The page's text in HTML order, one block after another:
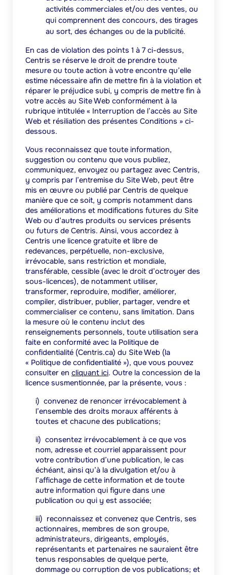
activités commerciales et/ou des ventes, ou
qui comprennent des concours, des tirages
au sort, des échanges ou de la publicité.
En cas de violation des points 1 à 7 ci-dessus,
Centris se réserve le droit de prendre toute
mesure ou toute action à votre encontre qu’elle
estime nécessaire afin de mettre fin à la violation et
réparer le préjudice subi, y compris de mettre fin à
votre accès au Site Web conformément à la
rubrique intitulée « Interruption de l’accès au Site
Web et résiliation des présentes Conditions » ci-
dessous.
Vous reconnaissez que toute information,
suggestion ou contenu que vous publiez,
communiquez, envoyez ou partagez avec Centris,
y compris par l’entremise du Site Web, peut être
mis en œuvre ou publié par Centris de quelque
manière que ce soit, y compris notamment dans
des améliorations et modifications futures du Site
Web ou d’autres produits ou services présents
ou futurs de Centris. Ainsi, vous accordez à
Centris une licence gratuite et libre de
redevances, perpétuelle, non-exclusive,
irrévocable, sans restriction et mondiale,
transférable, cessible (avec le droit d’octroyer des
sous-licences), de notamment utiliser,
transformer, reproduire, modifier, améliorer,
compiler, distribuer, publier, partager, vendre et
commercialiser ce contenu, sans limitation. Dans
la mesure où le contenu inclut des
renseignements personnels, toute utilisation sera
faite en conformité avec la Politique de
confidentialité (Centris.ca) du Site Web (la
« Politique de confidentialité »), que vous pouvez
consulter en cliquant ici. Outre la concession de la
licence susmentionnée, par la présente, vous :
i) convenez de renoncer irrévocablement à
l’ensemble des droits moraux afférents à
toutes et chacune des publications;
ii) consentez irrévocablement à ce que vos
nom, adresse et courriel apparaissent pour
votre contribution d’une publication, le cas
échéant, ainsi qu’à la divulgation et/ou à
l’affichage de cette information et de toute
autre information qui figure dans une
publication ou qui y est associée;
iii) reconnaissez et convenez que Centris, ses
actionnaires, membres de son groupe,
administrateurs, dirigeants, employés,
représentants et partenaires ne sauraient être
tenus responsables de quelque perte,
dommage ou corruption de vos publications; et